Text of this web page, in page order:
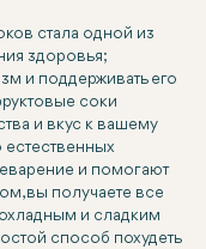
стала одной из
здоровья;
и поддерживать его
соки
и вкус к вашему
и помогают
вы получаете все
и сладким
способ похудеть